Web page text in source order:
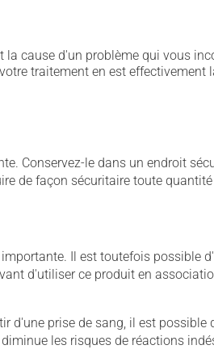
cause d'un problème qui vous
traitement en est effectivement
Conservez-le dans un endroit
de façon sécuritaire toute
Il est toutefois possible
d'utiliser ce produit en
d'une prise de sang, il est
les risques de réactions